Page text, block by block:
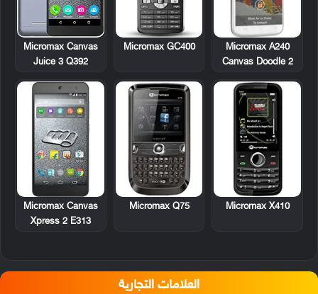
Micromax A240
Canvas Doodle 2
Micromax GC400
Micromax Canvas
Juice 3 Q392
Micromax X410
Micromax Q75
Micromax Canvas
Xpress 2 E313
العلامات التجارية